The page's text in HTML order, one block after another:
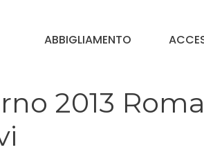
ABBIGLIAMENTO
2013